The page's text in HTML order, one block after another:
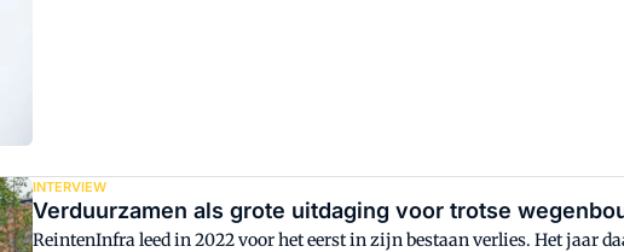
INTERVIEW
Verduurzamen als grote uitdaging voor trotse
ReintenInfra leed in 2022 voor het eerst in zijn bestaan verlies. Het jaar